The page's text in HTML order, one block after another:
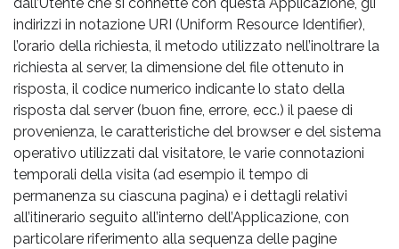
indirizzi in notazione URI (Uniform Resource Identifier),
l’orario della richiesta, il metodo utilizzato nell’inoltrare la
richiesta al server, la dimensione del file ottenuto in
risposta, il codice numerico indicante lo stato della
risposta dal server (buon fine, errore, ecc.) il paese di
provenienza, le caratteristiche del browser e del sistema
operativo utilizzati dal visitatore, le varie connotazioni
temporali della visita (ad esempio il tempo di
permanenza su ciascuna pagina) e i dettagli relativi
all’itinerario seguito all’interno dell’Applicazione, con
particolare riferimento alla sequenza delle pagine